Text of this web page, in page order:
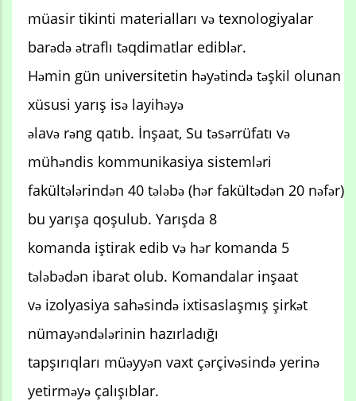
müasir tikinti materialları və texnologiyalar
barədə ətraflı təqdimatlar ediblər.
Həmin gün universitetin həyətində təşkil olunan
xüsusi yarış isə layihəyə
əlavə rəng qatıb. İnşaat, Su təsərrüfatı və
mühəndis kommunikasiya sistemləri
fakültələrindən 40 tələbə (hər fakültədən 20 nəfər)
bu yarışa qoşulub. Yarışda 8
komanda iştirak edib və hər komanda 5
tələbədən ibarət olub. Komandalar inşaat
və izolyasiya sahəsində ixtisaslaşmış şirkət
nümayəndələrinin hazırladığı
tapşırıqları müəyyən vaxt çərçivəsində yerinə
yetirməyə çalışıblar.